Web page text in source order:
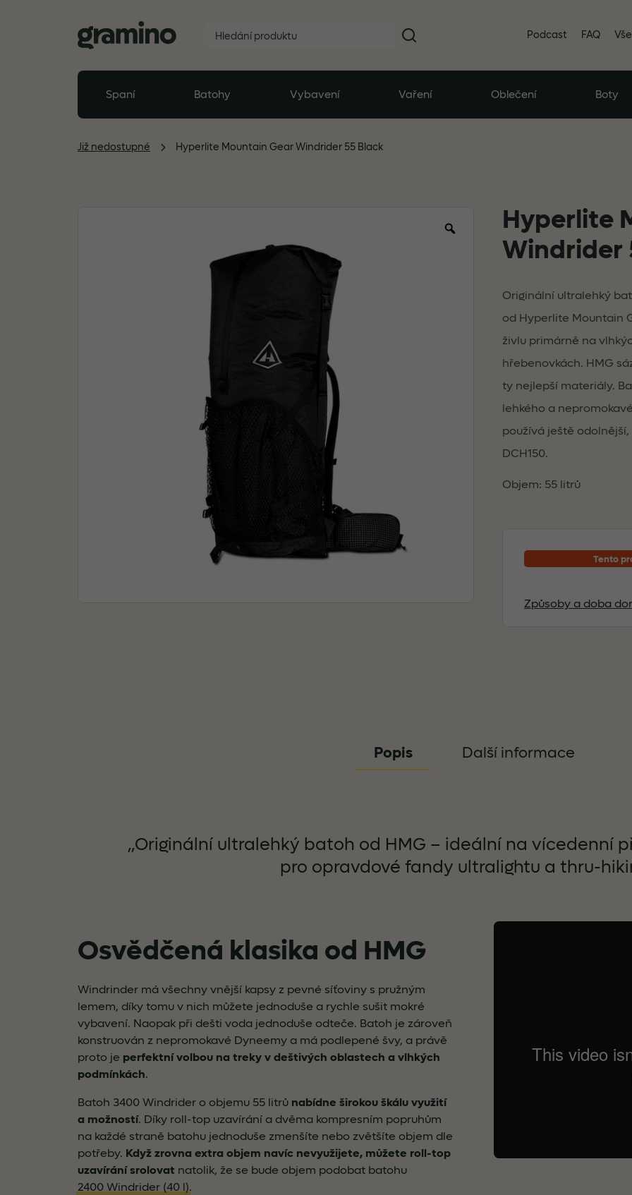
Podcast FAQ
Spaní Batohy Vybavení Vaření Oblečení Boty
Již nedostupné Hyperlite Mountain Gear Windrider 55 Black
Hyperlite
Windrider
Originální ultralehký
od Hyperlite Mountain
živlu primárně na
hřebenovkách. HMG
ty nejlepší materiály.
lehkého a
používá ještě
DCH150.
Tento
Způsoby a doba
Objem: 55 litrů
Popis Další informace
„Originální ultralehký batoh od HMG – ideální na vícedenní
pro opravdové fandy ultralightu a thru-
Osvědčená klasika od HMG
Windrinder má všechny vnější kapsy z pevné síťoviny s pružným
lemem, díky tomu v nich můžete jednoduše a rychle sušit mokré
vybavení. Naopak při dešti voda jednoduše odteče. Batoh je zároveň
konstruován z nepromokavé Dyneemy a má podlepené švy, a právě
proto je perfektní volbou na treky v deštivých oblastech a vlhkých
podmínkách.
Batoh 3400 Windrider o objemu 55 litrů nabídne širokou škálu využití
a možností. Díky roll-top uzavírání a dvěma kompresním popruhům
na každé straně batohu jednoduše zmenšíte nebo zvětšíte objem dle
potřeby. Když zrovna extra objem navíc nevyužijete, můžete roll-top
uzavírání srolovat natolik, že se bude objem podobat batohu
2400 Windrider (40 l).